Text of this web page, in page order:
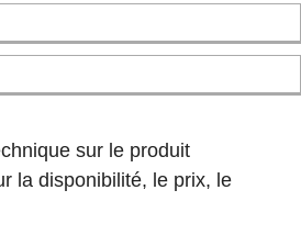
sur le produit
la disponibilité, le prix, le